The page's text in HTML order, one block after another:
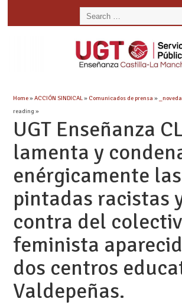
Home»ACCIÓN SINDICAL» Comunicados de prensa »
reading »
UGT Enseñanza
lamenta y
enérgicamente las
pintadas racistas
contra del
feminista
dos centros
Valdepeñas.